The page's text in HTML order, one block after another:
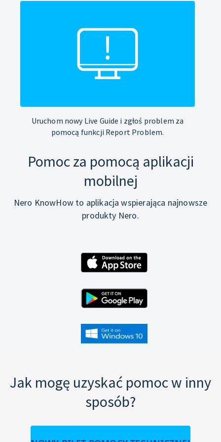
Uruchom nowy Live Guide i zgłoś problem za
pomocą funkcji Report Problem.
Pomoc za pomocą aplikacji
mobilnej
Nero KnowHow to aplikacja wspierająca najnowsze
produkty Nero.
Jak mogę uzyskać pomoc w inny
sposób?